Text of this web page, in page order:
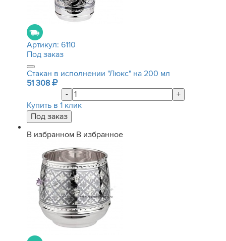
Артикул: 6110
Под заказ
Стакан в исполнении "Люкс" на 200 мл
51 308
-
+
Купить в 1 клик
В избранном В избранное